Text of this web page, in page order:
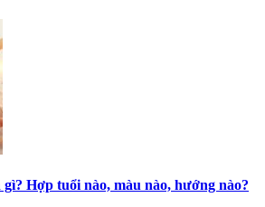
Hợp tuổi nào, màu nào, hướng nào?